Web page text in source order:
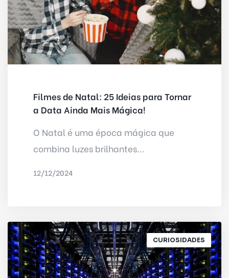
Filmes de Natal: 25 Ideias para Tornar
a Data Ainda Mais Mágica!
O Natal é uma época mágica que
combina luzes brilhantes...
12/12/2024
CURIOSIDADES